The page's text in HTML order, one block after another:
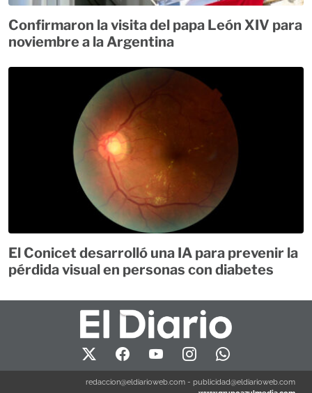
Confirmaron la visita del papa León XIV para
noviembre a la Argentina
El Conicet desarrolló una IA para prevenir la
pérdida visual en personas con diabetes
redaccion@eldiarioweb.com - publicidad@eldiarioweb.com